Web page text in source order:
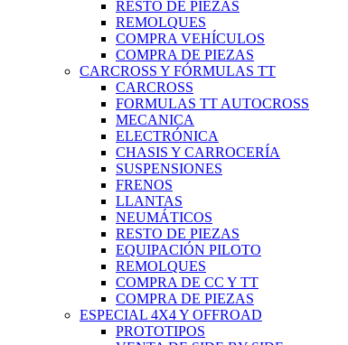
RESTO DE PIEZAS
REMOLQUES
COMPRA VEHÍCULOS
COMPRA DE PIEZAS
CARCROSS Y FÓRMULAS TT
CARCROSS
FORMULAS TT AUTOCROSS
MECANICA
ELECTRÓNICA
CHASIS Y CARROCERÍA
SUSPENSIONES
FRENOS
LLANTAS
NEUMÁTICOS
RESTO DE PIEZAS
EQUIPACIÓN PILOTO
REMOLQUES
COMPRA DE CC Y TT
COMPRA DE PIEZAS
ESPECIAL 4X4 Y OFFROAD
PROTOTIPOS